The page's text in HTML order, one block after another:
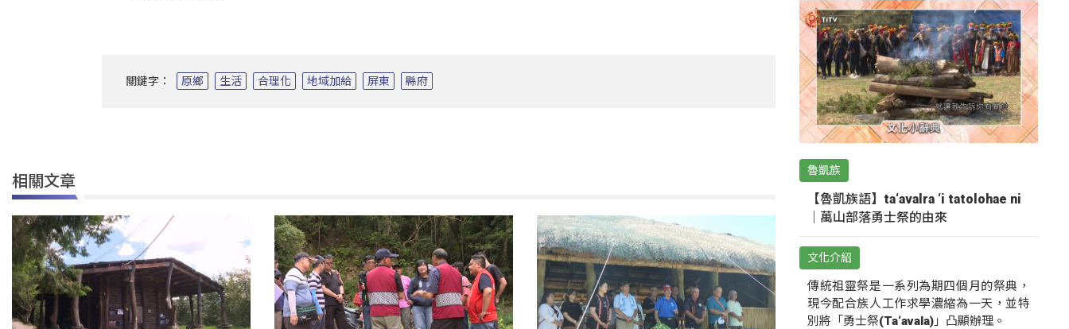
關鍵字： 原鄉 生活 合理化 地域加給 屏東 縣府
相關文章 魯凱族
【魯凱族語】ta‘avalra ‘i tatolohae ni
｜萬山部落勇士祭的由來
文化介紹
傳統祖靈祭是一系列為期四個月的祭典，
現今配合族人工作求學濃縮為一天，並特
別將「勇士祭(Ta‘avala)」凸顯辦理。